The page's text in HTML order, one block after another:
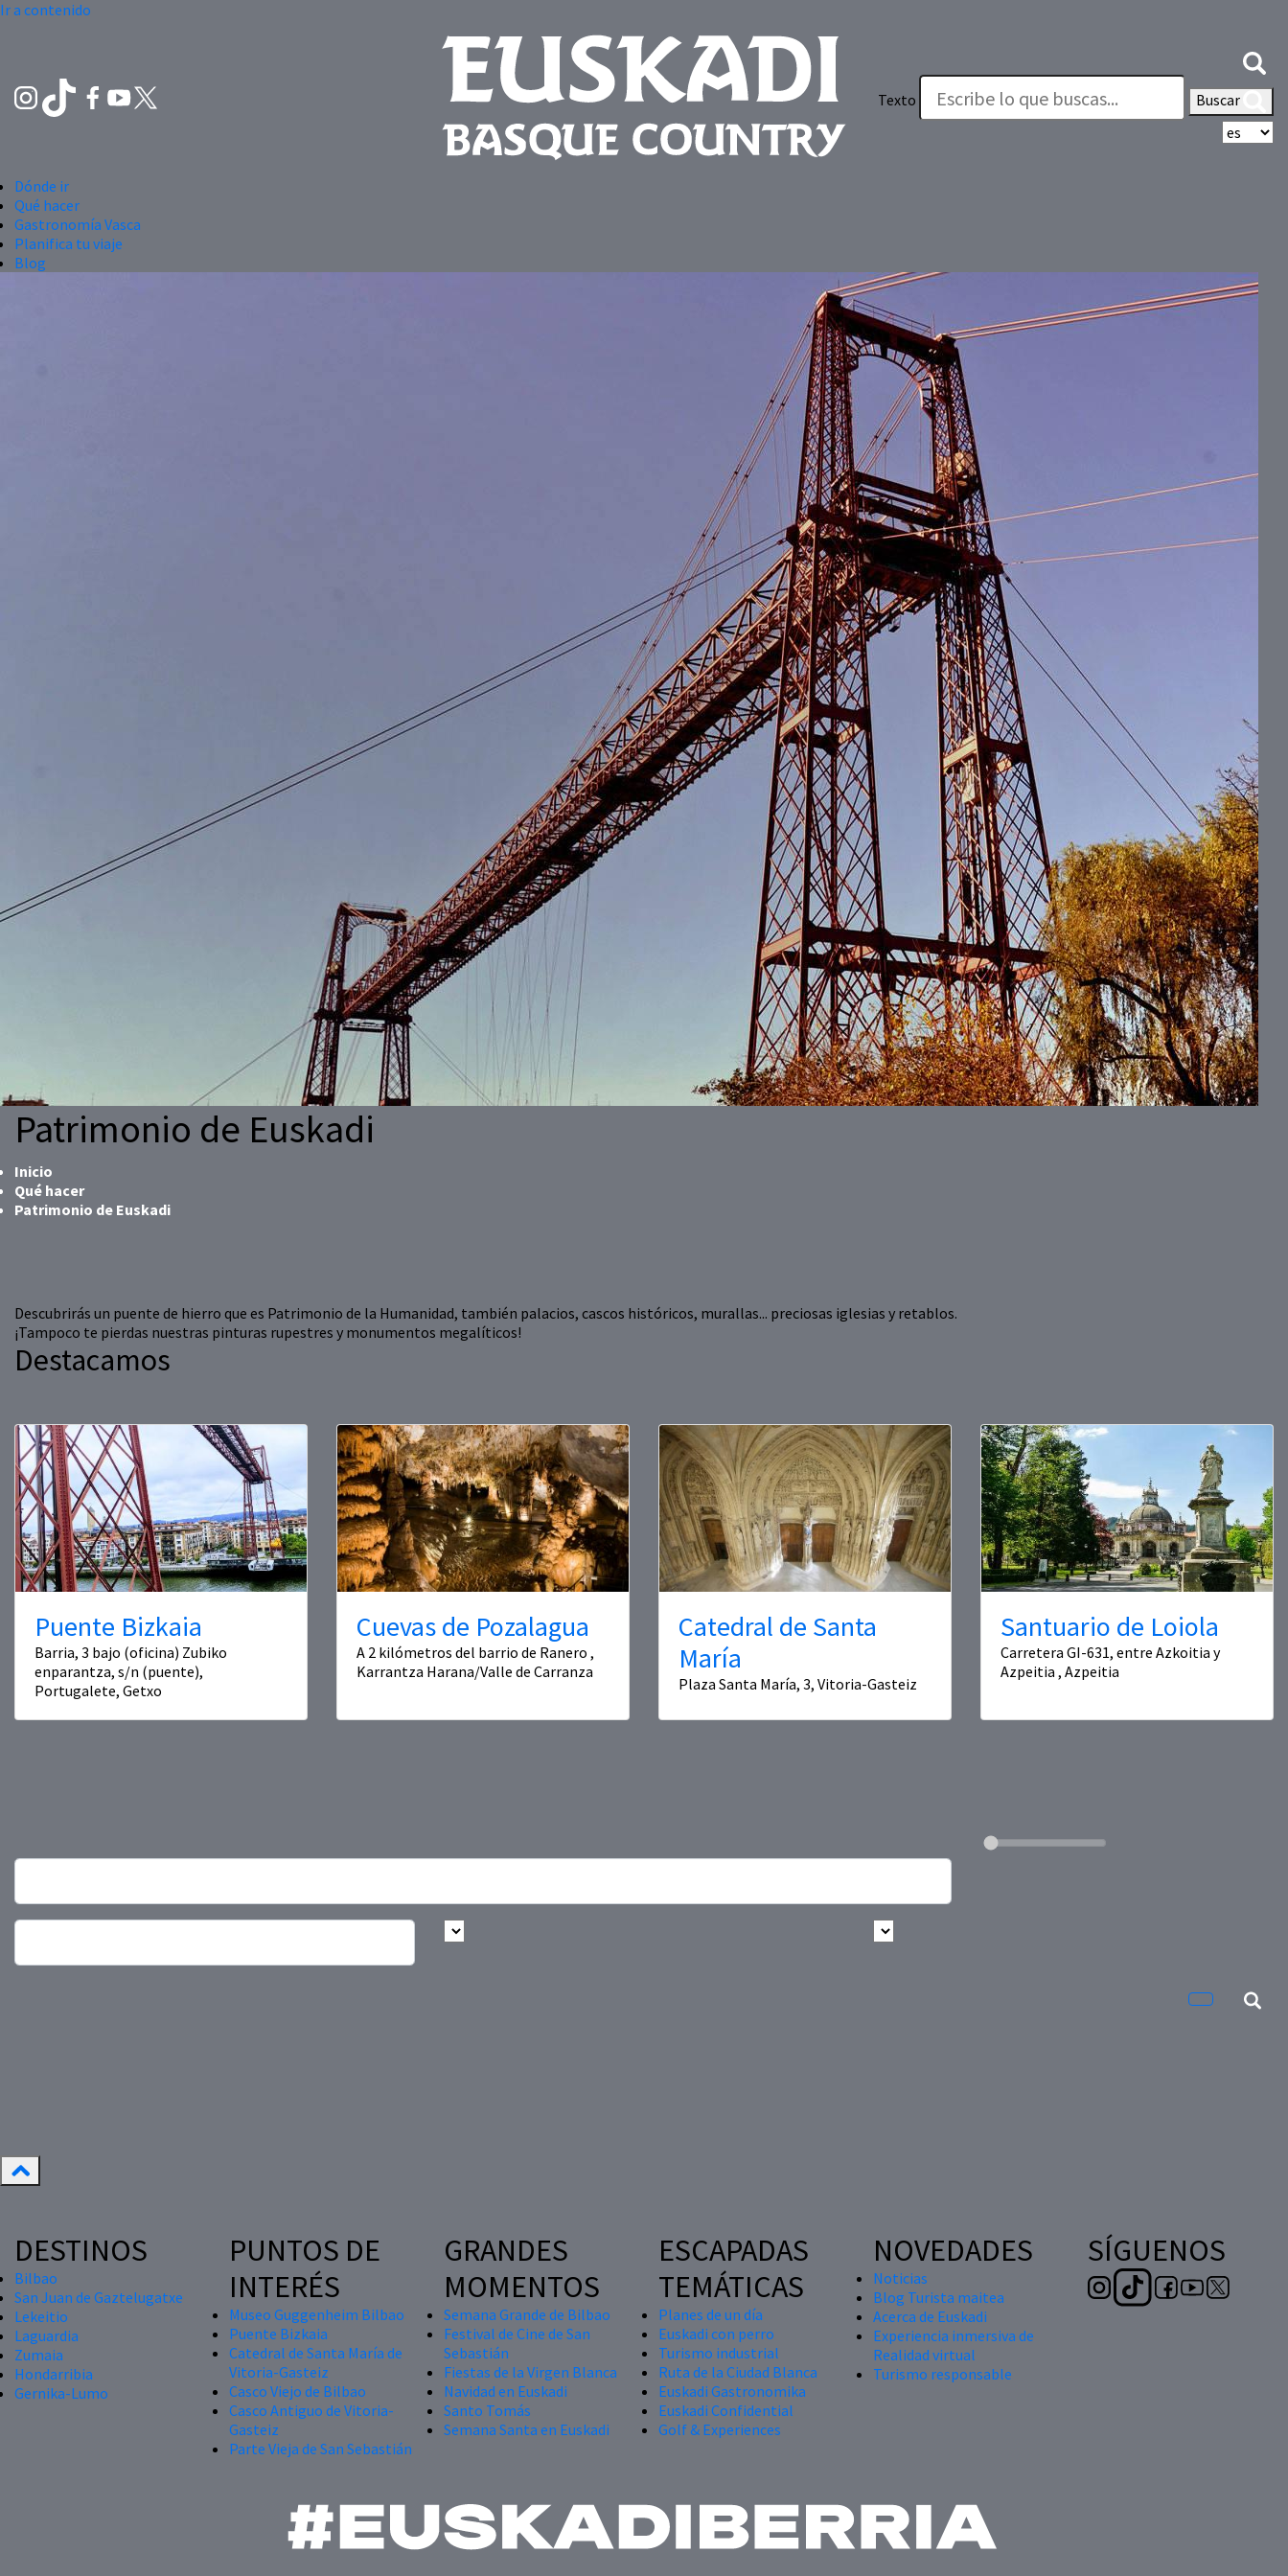
Ir a contenido
Texto
Buscar
Dónde ir
Qué hacer
Gastronomía Vasca
Planifica tu viaje
Blog
Patrimonio de Euskadi
Inicio
Qué hacer
Patrimonio de Euskadi
Descubrirás un puente de hierro que es Patrimonio de la Humanidad, también palacios, cascos históricos, murallas... preciosas iglesias y retablos.
¡Tampoco te pierdas nuestras pinturas rupestres y monumentos megalíticos!
Destacamos
Puente Bizkaia
Barria, 3 bajo (oficina) Zubiko
enparantza, s/n (puente),
Portugalete, Getxo
Cuevas de Pozalagua
A 2 kilómetros del barrio de Ranero ,
Karrantza Harana/Valle de Carranza
Catedral de Santa
María
Plaza Santa María, 3, Vitoria-Gasteiz
Santuario de Loiola
Carretera GI-631, entre Azkoitia y
Azpeitia , Azpeitia
DESTINOS
Bilbao
San Juan de Gaztelugatxe
Lekeitio
Laguardia
Zumaia
Hondarribia
Gernika-Lumo
PUNTOS DE
INTERÉS
Museo Guggenheim Bilbao
Puente Bizkaia
Catedral de Santa María de
Vitoria-Gasteiz
Casco Viejo de Bilbao
Casco Antiguo de Vitoria-
Gasteiz
Parte Vieja de San Sebastián
GRANDES
MOMENTOS
Semana Grande de Bilbao
Festival de Cine de San
Sebastián
Fiestas de la Virgen Blanca
Navidad en Euskadi
Santo Tomás
Semana Santa en Euskadi
ESCAPADAS
TEMÁTICAS
Planes de un día
Euskadi con perro
Turismo industrial
Ruta de la Ciudad Blanca
Euskadi Gastronomika
Euskadi Confidential
Golf & Experiences
NOVEDADES
Noticias
Blog Turista maitea
Acerca de Euskadi
Experiencia inmersiva de
Realidad virtual
Turismo responsable
SÍGUENOS